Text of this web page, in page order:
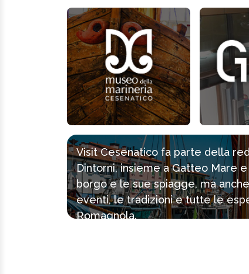
Visit Cesenatico fa parte della
Dintorni, insieme a Gatteo Mare
borgo e le sue spiagge, ma
eventi, le tradizioni e tutte le
Romagnola.